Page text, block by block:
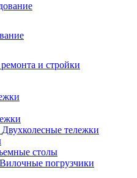
и стройки
Двухколесные тележки
столы
Вилочные погрузчики